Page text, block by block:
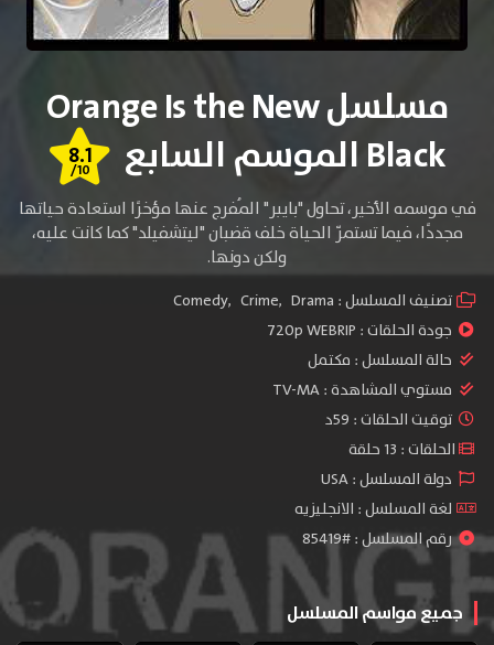
مسلسل Orange Is the New
Black الموسم السابع
8.1
/10
في موسمه الأخير، تحاول "بايبر" المُفرج عنها مؤخرًا استعادة حياتها
مجددًا، فيما تستمرّ الحياة خلف قضبان "ليتشفيلد" كما كانت عليه،
ولكن دونها.
تصنيف المسلسل : Comedy, Crime, Drama
جودة الحلقات : 720p WEBRIP
حالة المسلسل : مكتمل
مستوي المشاهدة :TV-MA
توقيت الحلقات : 59د
الحلقات : 13 حلقة
دولة المسلسل : USA
لغة المسلسل : الانجليزيه
رقم المسلسل : #85419
جميع مواسم المسلسل